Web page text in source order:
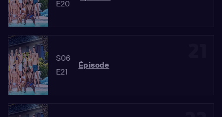
E20
S06
E21
Épisode